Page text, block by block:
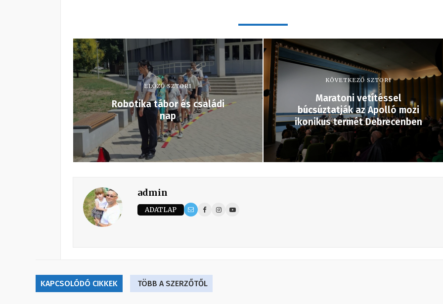
ELŐZŐ SZTORI
Robotika tábor és családi
nap
KÖVETKEZŐ SZTORI
Maratoni vetítéssel
búcsúztatják az Apolló mozi
ikonikus termét Debrecenben
admin
ADATLAP
KAPCSOLÓDÓ CIKKEK TÖBB A SZERZŐTŐL